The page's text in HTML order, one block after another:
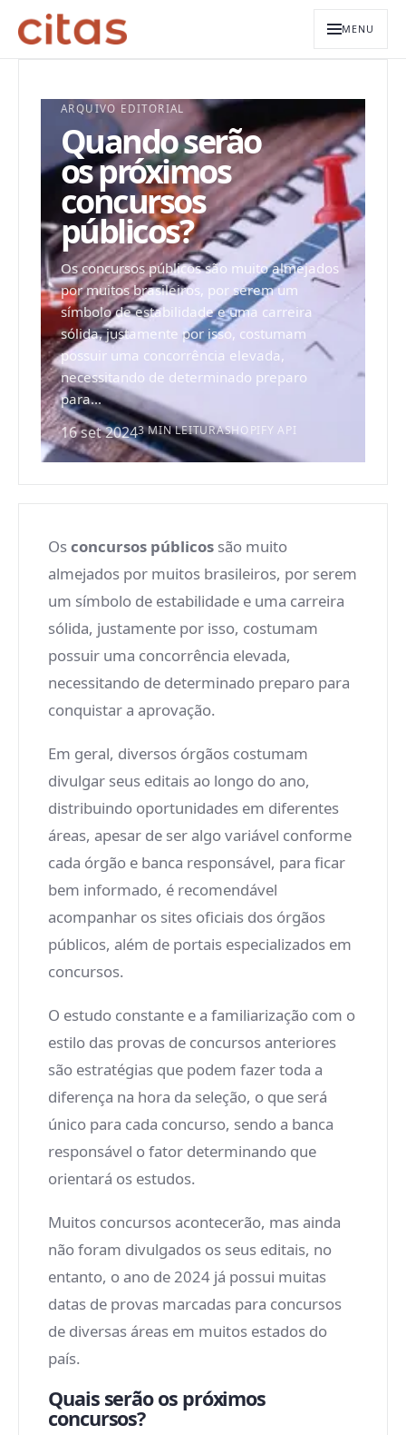
MENU
ARQUIVO EDITORIAL
Quando serão
os próximos
concursos
públicos?
Os concursos públicos são muito almejados
por muitos brasileiros, por serem um
símbolo de estabilidade e uma carreira
sólida, justamente por isso, costumam
possuir uma concorrência elevada,
necessitando de determinado preparo
para...
16 set 20243 MIN LEITURASHOPIFY API
Osconcursos públicos são muito
almejados por muitos brasileiros, por serem
um símbolo de estabilidade e uma carreira
sólida, justamente por isso, costumam
possuir uma concorrência elevada,
necessitando de determinado preparo para
conquistar a aprovação.
Em geral, diversos órgãos costumam
divulgar seus editais ao longo do ano,
distribuindo oportunidades em diferentes
áreas, apesar de ser algo variável conforme
cada órgão e banca responsável, para ficar
bem informado, é recomendável
acompanhar os sites oficiais dos órgãos
públicos, além de portais especializados em
concursos.
O estudo constante e a familiarização com o
estilo das provas de concursos anteriores
são estratégias que podem fazer toda a
diferença na hora da seleção, o que será
único para cada concurso, sendo a banca
responsável o fator determinando que
orientará os estudos.
Muitos concursos acontecerão, mas ainda
não foram divulgados os seus editais, no
entanto, o ano de 2024 já possui muitas
datas de provas marcadas para concursos
de diversas áreas em muitos estados do
país.
Quais serão os próximos
concursos?